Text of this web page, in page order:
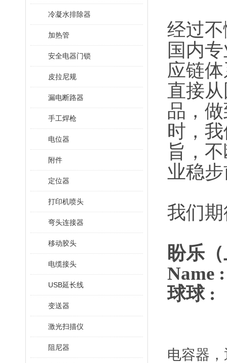
冷凝水排除器
加热管
安全电器门锁
皮拉尼规
漏电断路器
手工焊枪
电位器
附件
定位器
打印机喷头
弯头连接器
移动胶头
电缆接头
USB延长线
变送器
激光扫描仪
阻尼器
经过
国内
应链
直接
品，
时，
旨，
业稳
我们
盼乐
Name
球球 :
电容器